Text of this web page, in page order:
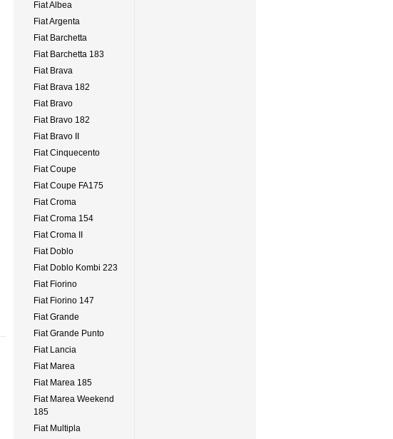
Fiat Albea
Fiat Argenta
Fiat Barchetta
Fiat Barchetta 183
Fiat Brava
Fiat Brava 182
Fiat Bravo
Fiat Bravo 182
Fiat Bravo II
Fiat Cinquecento
Fiat Coupe
Fiat Coupe FA175
Fiat Croma
Fiat Croma 154
Fiat Croma II
Fiat Doblo
Fiat Doblo Kombi 223
Fiat Fiorino
Fiat Fiorino 147
Fiat Grande
Fiat Grande Punto
Fiat Lancia
Fiat Marea
Fiat Marea 185
Fiat Marea Weekend
185
Fiat Multipla